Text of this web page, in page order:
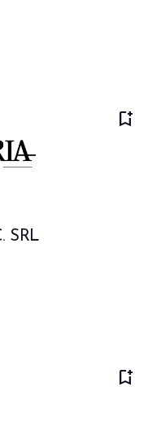
bookmark_add
SRL
bookmark_add